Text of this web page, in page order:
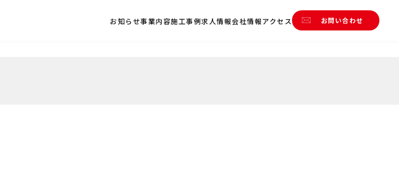
お知らせ事業内容施工事例求人情報会社情報アクセス お問い合わせ